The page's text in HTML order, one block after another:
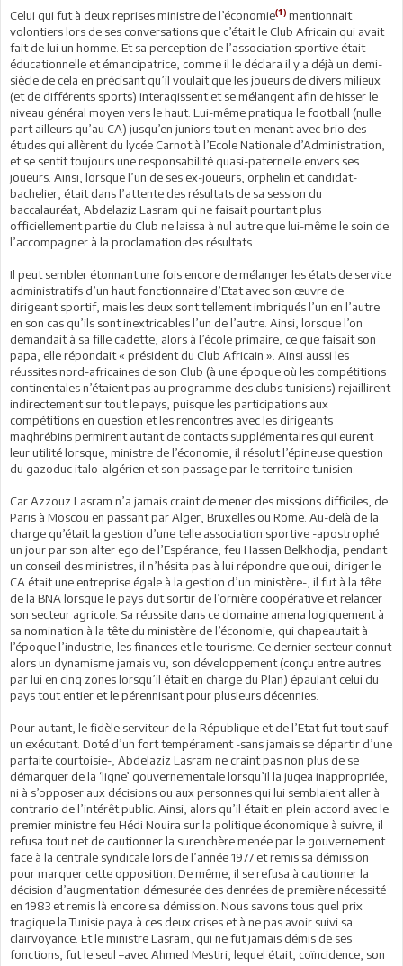
Celui qui fut à deux reprises ministre de l’économie(1) mentionnait
volontiers lors de ses conversations que c’était le Club Africain qui avait
fait de lui un homme. Et sa perception de l’association sportive était
éducationnelle et émancipatrice, comme il le déclara il y a déjà un demi-
siècle de cela en précisant qu’il voulait que les joueurs de divers milieux
(et de différents sports) interagissent et se mélangent afin de hisser le
niveau général moyen vers le haut. Lui-même pratiqua le football (nulle
part ailleurs qu’au CA) jusqu’en juniors tout en menant avec brio des
études qui allèrent du lycée Carnot à l’Ecole Nationale d’Administration,
et se sentit toujours une responsabilité quasi-paternelle envers ses
joueurs. Ainsi, lorsque l’un de ses ex-joueurs, orphelin et candidat-
bachelier, était dans l’attente des résultats de sa session du
baccalauréat, Abdelaziz Lasram qui ne faisait pourtant plus
officiellement partie du Club ne laissa à nul autre que lui-même le soin de
l’accompagner à la proclamation des résultats.
Il peut sembler étonnant une fois encore de mélanger les états de service
administratifs d’un haut fonctionnaire d’Etat avec son œuvre de
dirigeant sportif, mais les deux sont tellement imbriqués l’un en l’autre
en son cas qu’ils sont inextricables l’un de l’autre. Ainsi, lorsque l’on
demandait à sa fille cadette, alors à l’école primaire, ce que faisait son
papa, elle répondait « président du Club Africain ». Ainsi aussi les
réussites nord-africaines de son Club (à une époque où les compétitions
continentales n’étaient pas au programme des clubs tunisiens) rejaillirent
indirectement sur tout le pays, puisque les participations aux
compétitions en question et les rencontres avec les dirigeants
maghrébins permirent autant de contacts supplémentaires qui eurent
leur utilité lorsque, ministre de l’économie, il résolut l’épineuse question
du gazoduc italo-algérien et son passage par le territoire tunisien.
Car Azzouz Lasram n’a jamais craint de mener des missions difficiles, de
Paris à Moscou en passant par Alger, Bruxelles ou Rome. Au-delà de la
charge qu’était la gestion d’une telle association sportive -apostrophé
un jour par son alter ego de l’Espérance, feu Hassen Belkhodja, pendant
un conseil des ministres, il n’hésita pas à lui répondre que oui, diriger le
CA était une entreprise égale à la gestion d’un ministère-, il fut à la tête
de la BNA lorsque le pays dut sortir de l’ornière coopérative et relancer
son secteur agricole. Sa réussite dans ce domaine amena logiquement à
sa nomination à la tête du ministère de l’économie, qui chapeautait à
l’époque l’industrie, les finances et le tourisme. Ce dernier secteur connut
alors un dynamisme jamais vu, son développement (conçu entre autres
par lui en cinq zones lorsqu’il était en charge du Plan) épaulant celui du
pays tout entier et le pérennisant pour plusieurs décennies.
Pour autant, le fidèle serviteur de la République et de l’Etat fut tout sauf
un exécutant. Doté d’un fort tempérament -sans jamais se départir d’une
parfaite courtoisie-, Abdelaziz Lasram ne craint pas non plus de se
démarquer de la ‘ligne’ gouvernementale lorsqu’il la jugea inappropriée,
ni à s’opposer aux décisions ou aux personnes qui lui semblaient aller à
contrario de l’intérêt public. Ainsi, alors qu’il était en plein accord avec le
premier ministre feu Hédi Nouira sur la politique économique à suivre, il
refusa tout net de cautionner la surenchère menée par le gouvernement
face à la centrale syndicale lors de l’année 1977 et remis sa démission
pour marquer cette opposition. De même, il se refusa à cautionner la
décision d’augmentation démesurée des denrées de première nécessité
en 1983 et remis là encore sa démission. Nous savons tous quel prix
tragique la Tunisie paya à ces deux crises et à ne pas avoir suivi sa
clairvoyance. Et le ministre Lasram, qui ne fut jamais démis de ses
fonctions, fut le seul –avec Ahmed Mestiri, lequel était, coïncidence, son